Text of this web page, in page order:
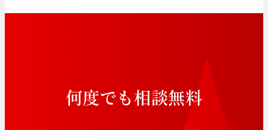
何度でも相談無料